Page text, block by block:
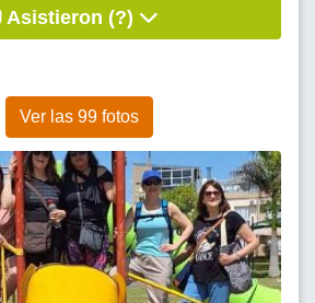
Asistieron (?)
Ver las 99 fotos